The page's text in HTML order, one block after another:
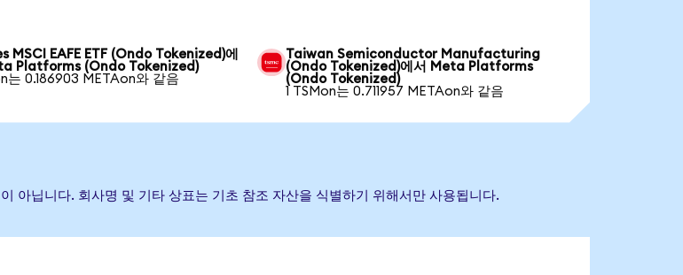
MSCI EAFE ETF (Ondo Tokenized)에
Platforms (Ondo Tokenized)
는 0.186903 METAon와 같음
Taiwan Semiconductor Manufacturing
(Ondo Tokenized)에서 Meta Platforms
(Ondo Tokenized)
1 TSMon는 0.711957 METAon와 같음
아닙니다. 회사명 및 기타 상표는 기초 참조 자산을 식별하기 위해서만 사용됩니다.